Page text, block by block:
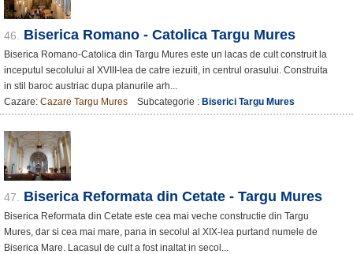
46. Biserica Romano - Catolica Targu Mures
Biserica Romano-Catolica din Targu Mures este un lacas de cult construit la
inceputul secolului al XVIII-lea de catre iezuiti, in centrul orasului. Construita
in stil baroc austriac dupa planurile arh...
Cazare: Cazare Targu Mures Subcategorie : Biserici Targu Mures
47. Biserica Reformata din Cetate - Targu Mures
Biserica Reformata din Cetate este cea mai veche constructie din Targu
Mures, dar si cea mai mare, pana in secolul al XIX-lea purtand numele de
Biserica Mare. Lacasul de cult a fost inaltat in secol...